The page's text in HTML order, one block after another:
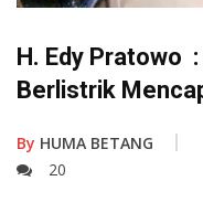
H. Edy Pratowo
Berlistrik
By HUMA BETANG
20